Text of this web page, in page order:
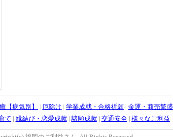
【病気別】 | 厄除け | 学業成就・合格祈願 | 金運・商売繁盛
て | 縁結び・恋愛成就| 諸願成就| 交通安全| 様々なご利益